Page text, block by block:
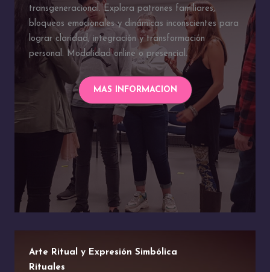
transgeneracional. Explora patrones familiares,
bloqueos emocionales y dinámicas inconscientes para
lograr claridad, integración y transformación
personal. Modalidad online o presencial.
MAS INFORMACION
Arte Ritual y Expresión Simbólica
Rituales